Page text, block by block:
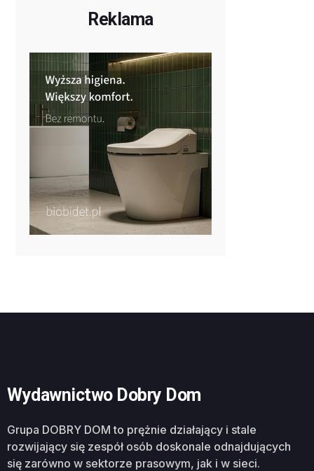
Reklama
Wydawnictwo Dobry Dom
Grupa DOBRY DOM to prężnie działający i stale
rozwijający się zespół osób doskonale odnajdujących
się zarówno w sektorze prasowym, jak i w sieci.